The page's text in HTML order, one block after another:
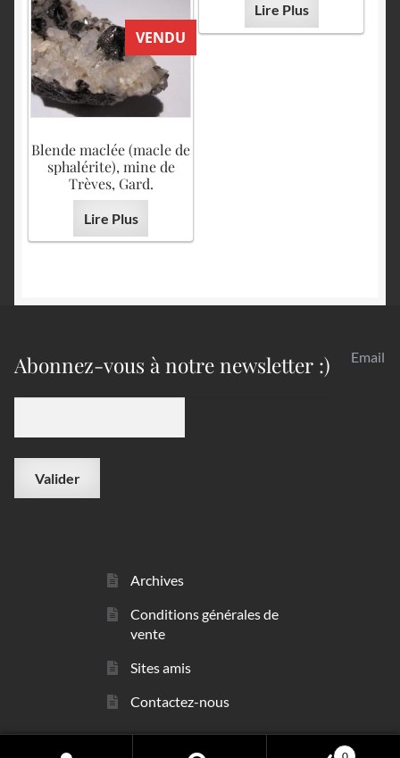
Lire Plus
VENDU
Blende maclée (macle de
sphalérite), mine de
Trèves, Gard.
Lire Plus
Abonnez-vous à notre newsletter :) Email
Archives
Conditions générales de
vente
Sites amis
Contactez-nous